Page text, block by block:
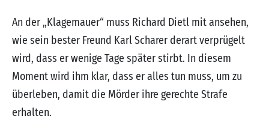
An der „Klagemauer“ muss Richard Dietl mit ansehen,
wie sein bester Freund Karl Scharer derart verprügelt
wird, dass er wenige Tage später stirbt. In diesem
Moment wird ihm klar, dass er alles tun muss, um zu
überleben, damit die Mörder ihre gerechte Strafe
erhalten.